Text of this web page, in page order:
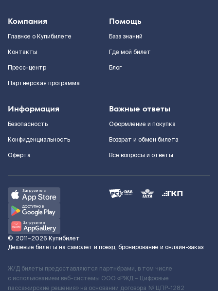
Компания
Главное о Купибилете
Контакты
Пресс-центр
Партнерская программа
Помощь
База знаний
Где мой билет
Блог
Информация
Безопасность
Конфиденциальность
Оферта
Важные ответы
Оформление и покупка
Возврат и обмен билета
Все вопросы и ответы
© 2011–2026 Купибилет
Дешёвые билеты на самолёт и поезд, бронирование и онлайн-заказ
Ж/Д билеты предоставляются партнёрами, в том числе
с использованием веб-системы ООО «РЖД – Цифровые
пассажирские решения» на основании договора № ЦПР-1282